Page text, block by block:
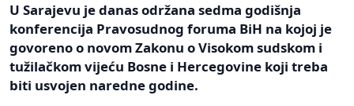
U Sarajevu je danas održana sedma godišnja
konferencija Pravosudnog foruma BiH na kojoj je
govoreno o novom Zakonu o Visokom sudskom i
tužilačkom vijeću Bosne i Hercegovine koji treba
biti usvojen naredne godine.